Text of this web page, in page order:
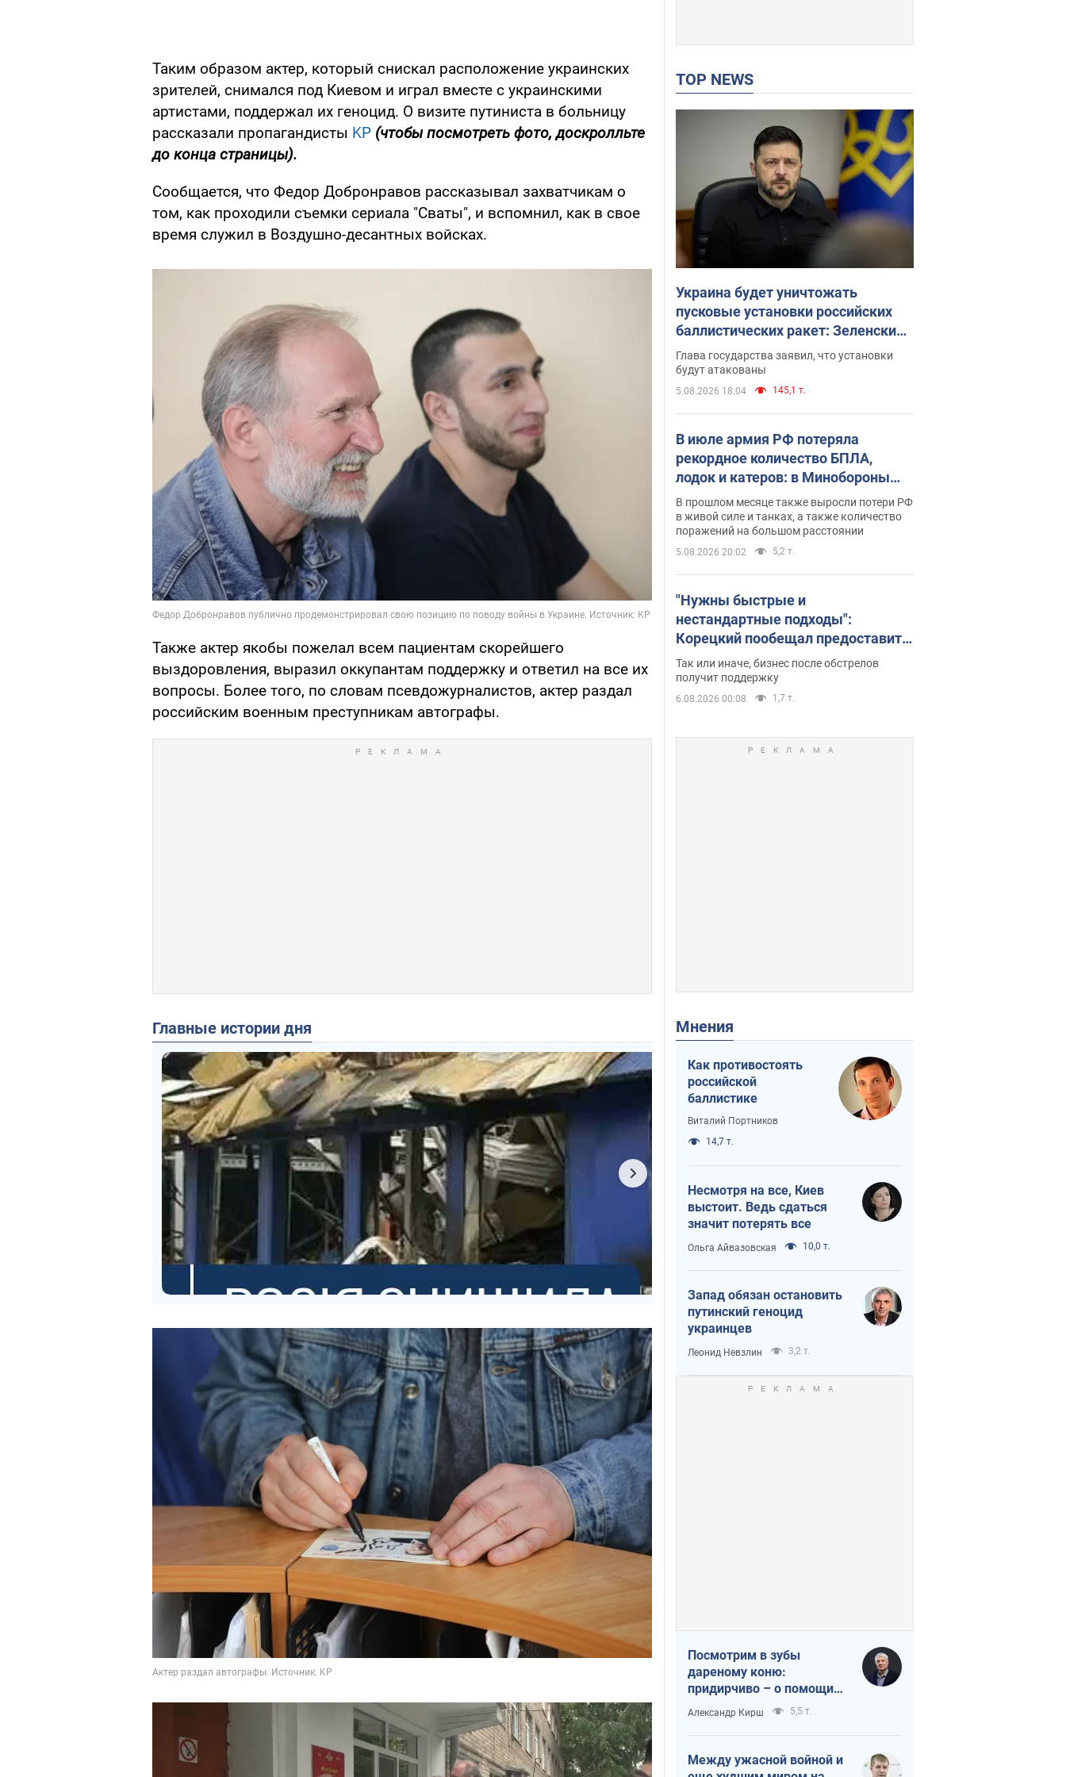
Таким образом актер, который снискал расположение украинских
зрителей, снимался под Киевом и играл вместе с украинскими
артистами, поддержал их геноцид. О визите путиниста в больницу
рассказали пропагандисты KP (чтобы посмотреть фото, доскролльте
до конца страницы).
Сообщается, что Федор Добронравов рассказывал захватчикам о
том, как проходили съемки сериала "Сваты", и вспомнил, как в свое
время служил в Воздушно-десантных войсках.
Также актер якобы пожелал всем пациентам скорейшего
выздоровления, выразил оккупантам поддержку и ответил на все их
вопросы. Более того, по словам псевдожурналистов, актер раздал
российским военным преступникам автографы.
Главные истории дня
TOP NEWS
Украина будет уничтожать
пусковые установки российских
баллистических ракет: Зеленский
провел заседание СНБО
Глава государства заявил, что установки
будут атакованы
5.08.2026 18:04 145,1 т.
В июле армия РФ потеряла
рекордное количество БПЛА,
лодок и катеров: в Минобороны
обнародовали статистику
В прошлом месяце также выросли потери РФ
в живой силе и танках, а также количество
поражений на большом расстоянии
5.08.2026 20:02 5,2 т.
"Нужны быстрые и
нестандартные подходы":
Корецкий пообещал предоставить
бизнесу приоритетный доступ к
имеющимся складским
помещениям
Так или иначе, бизнес после обстрелов
получит поддержку
6.08.2026 00:08 1,7 т.
Мнения
Как противостоять
российской
баллистике
Виталий Портников
14,7 т.
Несмотря на все, Киев
выстоит. Ведь сдаться
значит потерять все
Ольга Айвазовская 10,0 т.
Запад обязан остановить
путинский геноцид
украинцев
Леонид Невзлин 3,2 т.
Посмотрим в зубы
дареному коню:
придирчиво – о помощи
Украине
Александр Кирш 5,5 т.
Между ужасной войной и